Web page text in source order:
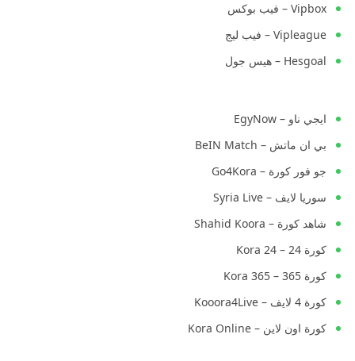
Vipbox – فيب بوكس
Vipleague – فيب ليج
Hesgoal – هيس جول
ايجي ناو – EgyNow
بي ان ماتش – BeIN Match
جو فور كورة – Go4Kora
سوريا لايف – Syria Live
شاهد كورة – Shahid Koora
كورة 24 – Kora 24
كورة 365 – Kora 365
كورة 4 لايف – Kooora4Live
كورة اون لاين – Kora Online